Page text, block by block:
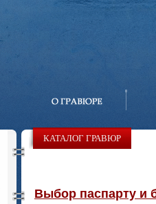
КАТАЛОГ ГРАВЮР
Выбор паспарту и